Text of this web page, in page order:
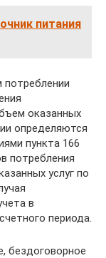
питания
потреблении
оказанных
определяются
пункта 166
потребления
услуг по
в
периода.
бездоговорное